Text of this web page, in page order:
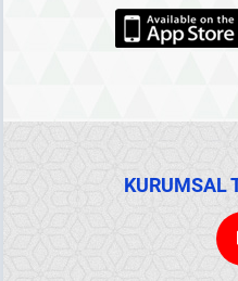
KURUMSAL